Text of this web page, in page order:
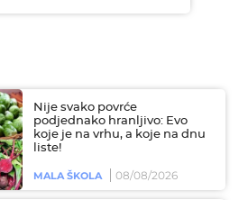
Nije svako povrće
podjednako hranljivo: Evo
koje je na vrhu, a koje na dnu
liste!
MALA ŠKOLA 08/08/2026